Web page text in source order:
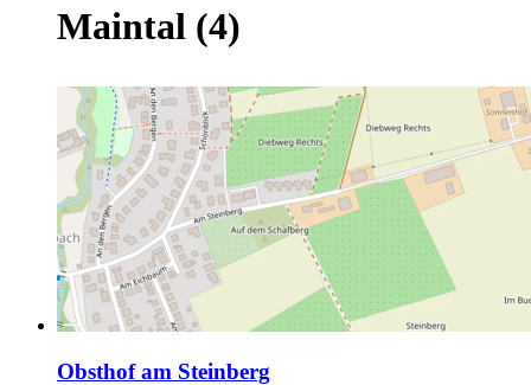
Maintal (4)
Obsthof am Steinberg